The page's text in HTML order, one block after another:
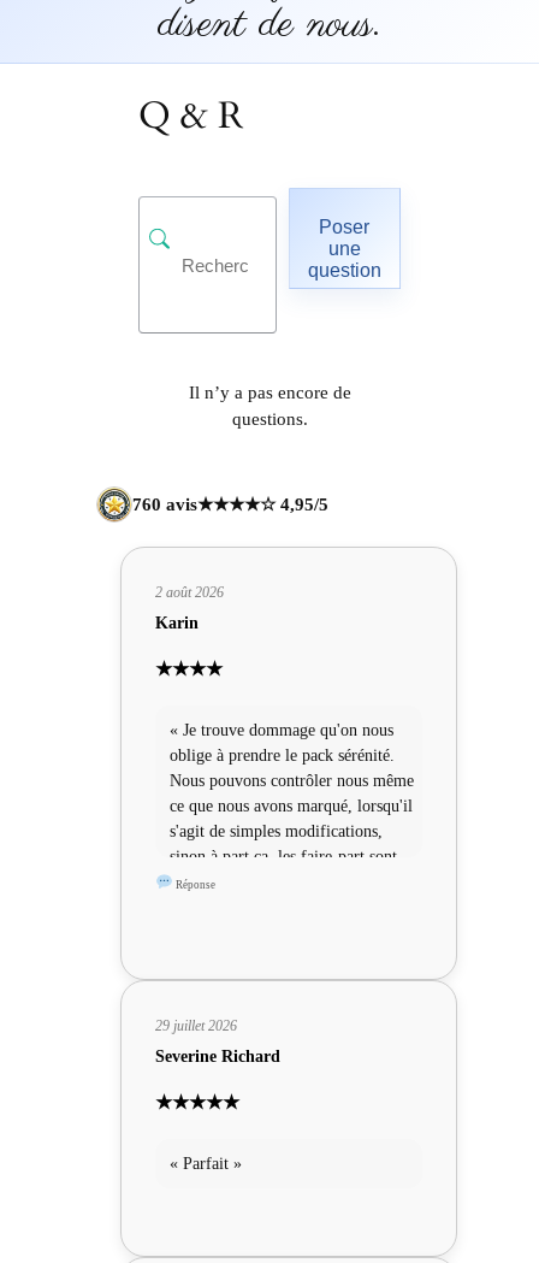
disent de nous.
Q & R
Poser
une
question
Il n’y a pas encore de
questions.
760 avis★★★★☆ 4,95/5
2 août 2026
Karin
★★★★
« Je trouve dommage qu'on nous
oblige à prendre le pack sérénité.
Nous pouvons contrôler nous même
ce que nous avons marqué, lorsqu'il
s'agit de simples modifications,
sinon à part ça, les faire-part sont
sympas »
Réponse
29 juillet 2026
Severine Richard
★★★★★
« Parfait »